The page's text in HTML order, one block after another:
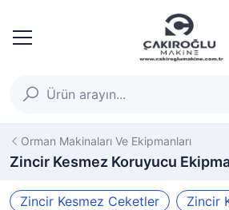
Orman Makinaları Ve Ekipmanları
Zincir Kesmez Koruyucu
Zincir Kesmez Ceketler Zincir